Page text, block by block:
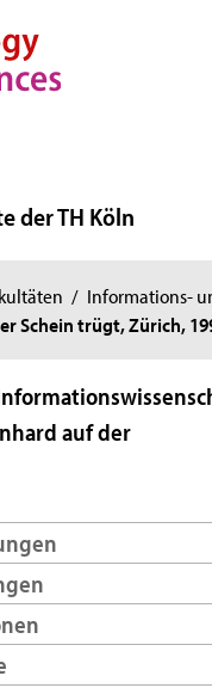
der TH Köln
/ Informations-
Schein trügt, Zürich,
auf der